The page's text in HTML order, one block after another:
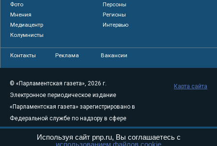
Фото
Персоны
Мнения
Регионы
Медиацентр
Интервью
Колумнисты
Контакты Реклама Вакансии
© «Парламентская газета», 2026 г.
Электронное периодическое издание
«Парламентская газета» зарегистрировано в
Федеральной службе по надзору в сфере
связи, информационных технологий и
массовых коммуникаций (Роскомнадзор) 05
Карта сайта
Используя сайт pnp.ru, Вы соглашаетесь с
использованием файлов cookie